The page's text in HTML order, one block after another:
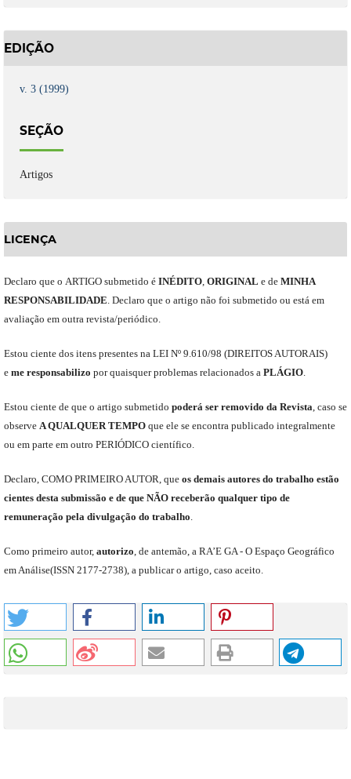
EDIÇÃO
v. 3 (1999)
SEÇÃO
Artigos
LICENÇA
Declaro que o ARTIGO submetido é INÉDITO, ORIGINAL ede MINHA
RESPONSABILIDADE. Declaro que o artigo não foi submetido ou está em
avaliação em outra revista/periódico.
Estou ciente dos itens presentes na LEI Nº 9.610/98 (DIREITOS AUTORAIS)
e meresponsabilizo por quaisquer problemas relacionados a PLÁGIO.
Estou ciente de que o artigo submetido poderá ser removido da Revista,caso se
observe A QUALQUER TEMPOque elese encontra publicado integralmente
ou em parte em outro PERIÓDICOcientífico.
Declaro, COMO PRIMEIRO AUTOR,que os demais autores do trabalho estão
cientes desta submissão e de que NÃOreceberão qualquer tipo de
remuneração pela divulgação do trabalho.
Como primeiro autor, autorizo, de antemão, a RA’E GA - O Espaço Geográfico
em Análise(ISSN 2177-2738), a publicar o artigo, caso aceito.